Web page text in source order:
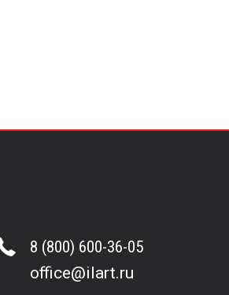
8 (800) 600-36-05
office@ilart.ru